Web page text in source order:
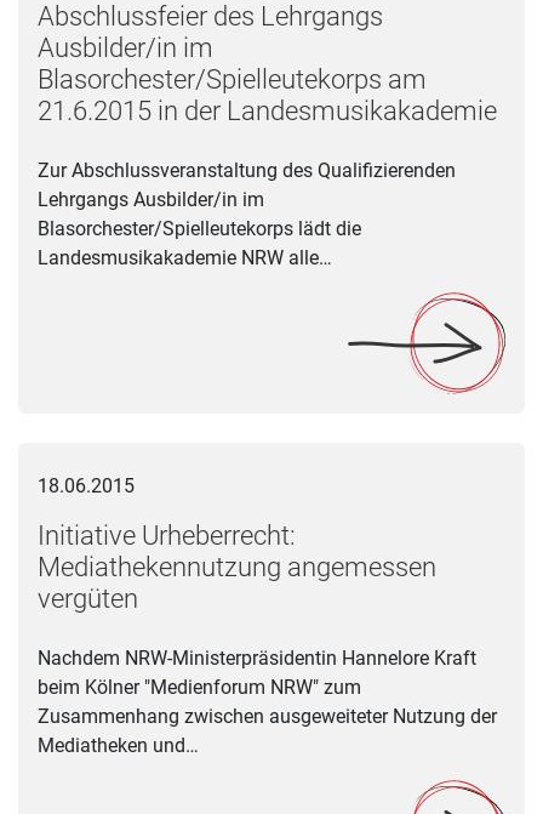
Abschlussfeier des Lehrgangs
Ausbilder/in im
Blasorchester/Spielleutekorps am
21.6.2015 in der Landesmusikakademie
Zur Abschlussveranstaltung des Qualifizierenden
Lehrgangs Ausbilder/in im
Blasorchester/Spielleutekorps lädt die
Landesmusikakademie NRW alle…
18.06.2015
Initiative Urheberrecht:
Mediathekennutzung angemessen
vergüten
Nachdem NRW-Ministerpräsidentin Hannelore Kraft
beim Kölner "Medienforum NRW" zum
Zusammenhang zwischen ausgeweiteter Nutzung der
Mediatheken und…